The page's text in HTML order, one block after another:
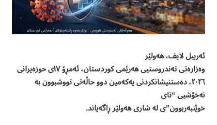
ئەربیل لایف، هەولێر
وەزارەتی تەندروستیی هەرێمی کوردستان، ئەمڕۆ ١٧ی حوزەیرانی
٢٠٢٦، دەستنیشانکردنی یەکەمین دوو حاڵەتی تووشبوون بە
نەخۆشیی “تای
خوێنبەربوون”ی لە شاری هەولێر ڕاگەیاند.